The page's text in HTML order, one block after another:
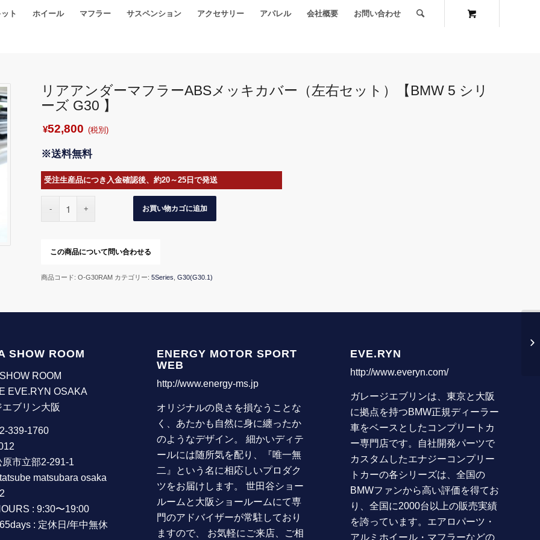
ト ホイール マフラー サスペンション アクセサリー アパレル 会社概要 お問い合わせ
リアアンダーマフラーABSメッキカバー（左右セット）【BMW 5 シリ
ーズ G30 】
¥52,800 (税別)
※送料無料
受注生産品につき入金確認後、約20～25日で発送
お買い物カゴに追加
商品コード:O-G30RAM カテゴリー:5Series ,G30(G30.1)
SHOW ROOM
ROOM
EVE.RYN OSAKA
ブリン大阪
339-1760
市立部2-291-1
matsubara osaka
: 9:30〜19:00
: 定休日/年中無休
ENERGY MOTOR SPORT
WEB
http://www.energy-ms.jp
オリジナルの良さを損なうことな
く、あたかも自然に身に纏ったか
のようなデザイン。 細かいディテ
ールには随所気を配り、『唯一無
二』という名に相応しいプロダク
ツをお届けします。 世田谷ショー
ルームと大阪ショールームにて専
門のアドバイザーが常駐しており
ますので、 お気軽にご来店、ご相
EVE.RYN
http://www.everyn.com/
ガレージエブリンは、東京と大阪
に拠点を持つBMW正規ディーラー
車をベースとしたコンプリートカ
ー専門店です。自社開発パーツで
カスタムしたエナジーコンプリー
トカーの各シリーズは、全国の
BMWファンから高い評価を得てお
り、全国に2000台以上の販売実績
を誇っています。エアロパーツ・
アルミホイール・マフラーなどの